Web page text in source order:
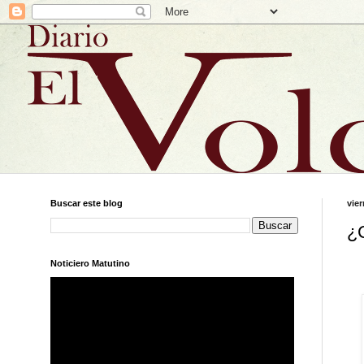
Buscar este blog
Noticiero Matutino